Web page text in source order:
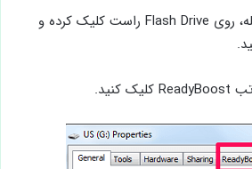
3- پس از اتمام این مرحله، روی Flash Drive راست کلیک کرده و